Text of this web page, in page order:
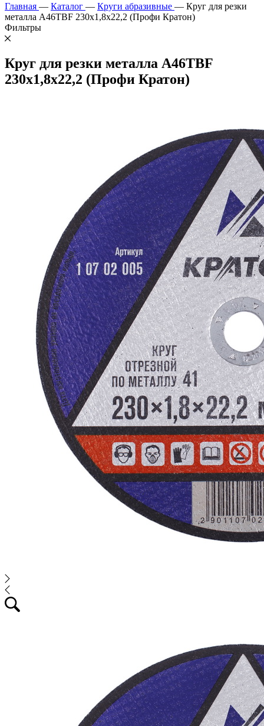
Главная — Каталог — Круги абразивные — Круг для резки
металла A46TBF 230х1,8х22,2 (Профи Кратон)
Фильтры
Круг для резки металла A46TBF
230х1,8х22,2 (Профи Кратон)